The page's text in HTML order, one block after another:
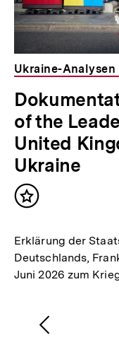
Ukraine-Analysen
of the
United
Ukraine
Inhalt
Erklärung der
Deutschlands,
Juni 2026 zum
Vorherigen